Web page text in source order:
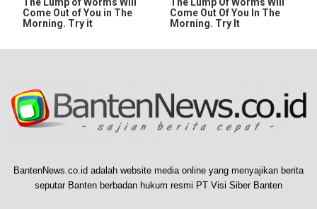
Come Out of You in The
Morning. Try it
Come Out Of You In The
Morning. Try It
BantenNews.co.id adalah website media online yang menyajikan berita
seputar Banten berbadan hukum resmi PT Visi Siber Banten